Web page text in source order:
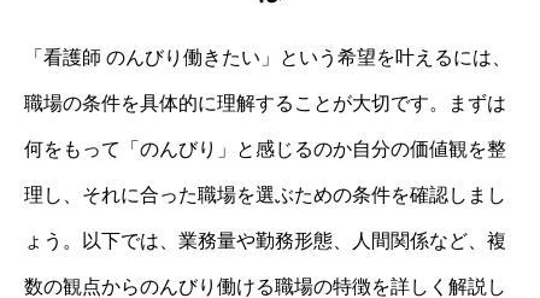
「看護師 のんびり働きたい」という希望を叶えるには、
職場の条件を具体的に理解することが大切です。まずは
何をもって「のんびり」と感じるのか自分の価値観を整
理し、それに合った職場を選ぶための条件を確認しまし
ょう。以下では、業務量や勤務形態、人間関係など、複
数の観点からのんびり働ける職場の特徴を詳しく解説し